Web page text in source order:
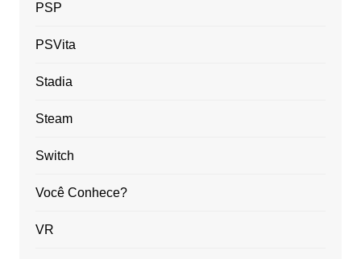
PSP
PSVita
Stadia
Steam
Switch
Você Conhece?
VR